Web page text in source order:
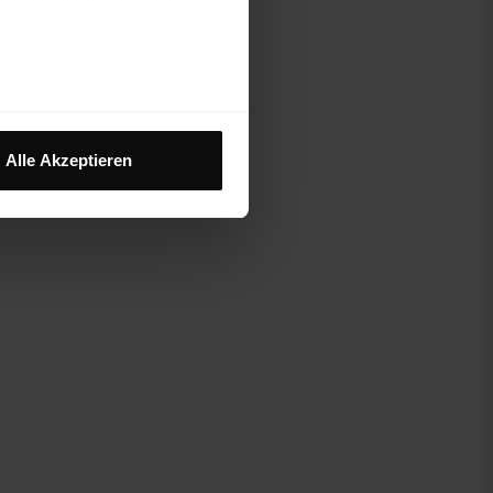
Alle Akzeptieren